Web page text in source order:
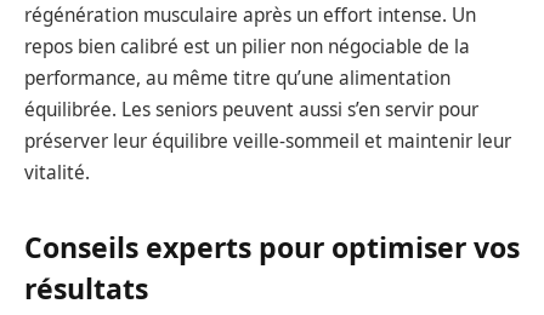
régénération musculaire après un effort intense. Un
repos bien calibré est un pilier non négociable de la
performance, au même titre qu’une alimentation
équilibrée. Les seniors peuvent aussi s’en servir pour
préserver leur équilibre veille-sommeil et maintenir leur
vitalité.
Conseils experts pour optimiser vos
résultats